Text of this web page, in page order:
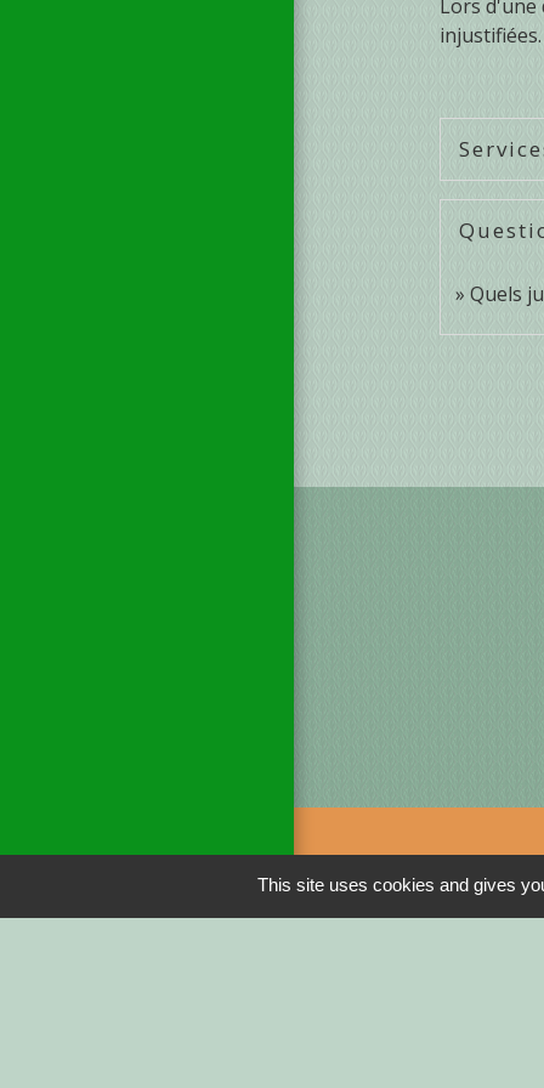
Lors d'une
Quels
Liens
This site uses cookies and gives